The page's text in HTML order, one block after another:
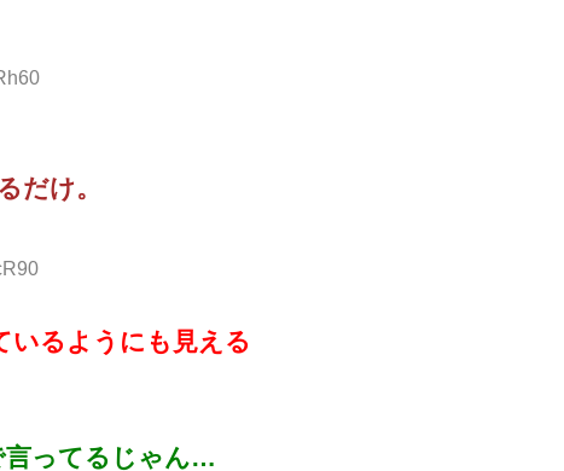
だけ。
いるようにも見える
言ってるじゃん…